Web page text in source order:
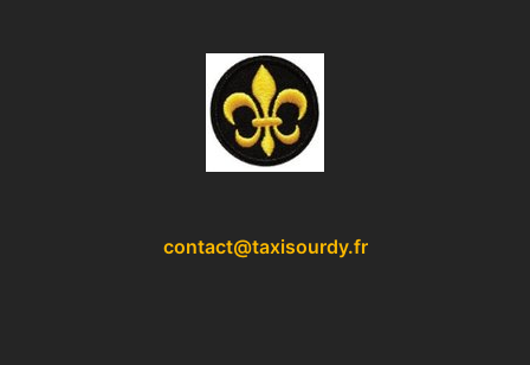
contact@taxisourdy.fr